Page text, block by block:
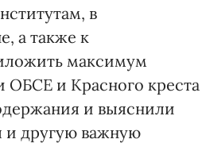
в
а также к
максимум
ОБСЕ и Красного креста
и выяснили
и другую важную